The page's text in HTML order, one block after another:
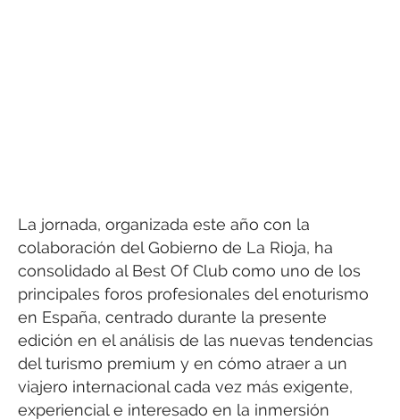
La jornada, organizada este año con la
colaboración del Gobierno de La Rioja, ha
consolidado al Best Of Club como uno de los
principales foros profesionales del enoturismo
en España, centrado durante la presente
edición en el análisis de las nuevas tendencias
del turismo premium y en cómo atraer a un
viajero internacional cada vez más exigente,
experiencial e interesado en la inmersión